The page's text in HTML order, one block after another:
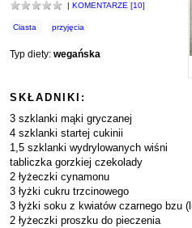
| KOMENTARZE [10]
Ciasta przyjęcia
Typ diety: wegańska
SKŁADNIKI:
3 szklanki mąki gryczanej
4 szklanki startej cukinii
1,5 szklanki wydrylowanych wiśni
tabliczka gorzkiej czekolady
2 łyżeczki cynamonu
3 łyżki cukru trzcinowego
3 łyżki soku z kwiatów czarnego bzu
2 łyżeczki proszku do pieczenia